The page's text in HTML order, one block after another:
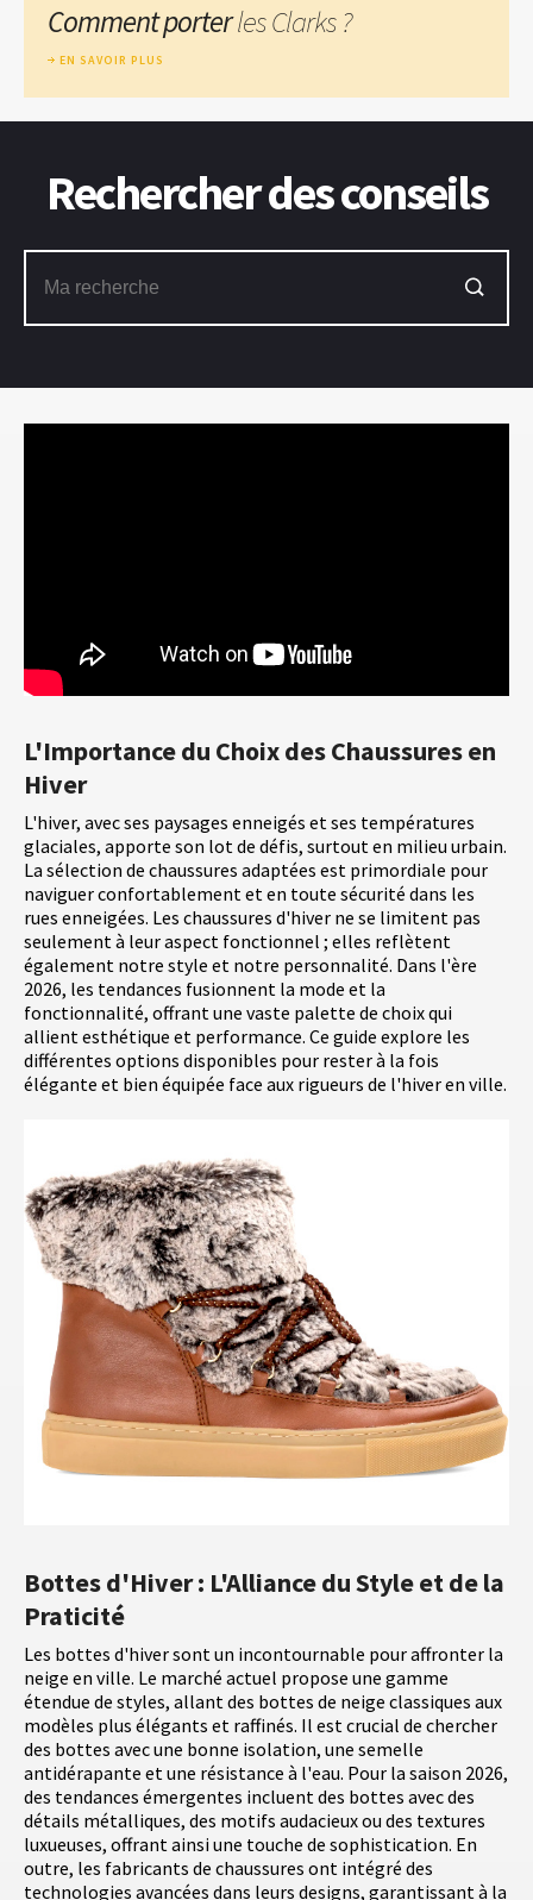
L'Importance du Choix des Chaussures en
Hiver
L'hiver, avec ses paysages enneigés et ses températures
glaciales, apporte son lot de défis, surtout en milieu urbain.
La sélection de chaussures adaptées est primordiale pour
naviguer confortablement et en toute sécurité dans les
rues enneigées. Les chaussures d'hiver ne se limitent pas
seulement à leur aspect fonctionnel ; elles reflètent
également notre style et notre personnalité. Dans l'ère
2026, les tendances fusionnent la mode et la
fonctionnalité, offrant une vaste palette de choix qui
allient esthétique et performance. Ce guide explore les
différentes options disponibles pour rester à la fois
élégante et bien équipée face aux rigueurs de l'hiver en ville.
Bottes d'Hiver : L'Alliance du Style et de la
Praticité
Les bottes d'hiver sont un incontournable pour affronter la
neige en ville. Le marché actuel propose une gamme
étendue de styles, allant des bottes de neige classiques aux
modèles plus élégants et raffinés. Il est crucial de chercher
des bottes avec une bonne isolation, une semelle
antidérapante et une résistance à l'eau. Pour la saison 2026,
des tendances émergentes incluent des bottes avec des
détails métalliques, des motifs audacieux ou des textures
luxueuses, offrant ainsi une touche de sophistication. En
outre, les fabricants de chaussures ont intégré des
technologies avancées dans leurs designs, garantissant à la
Comment porterles Clarks ?
EN SAVOIR PLUS
Rechercher des conseils